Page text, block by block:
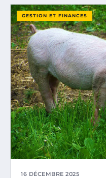
GESTION ET FINANCES
16 DÉCEMBRE 2025